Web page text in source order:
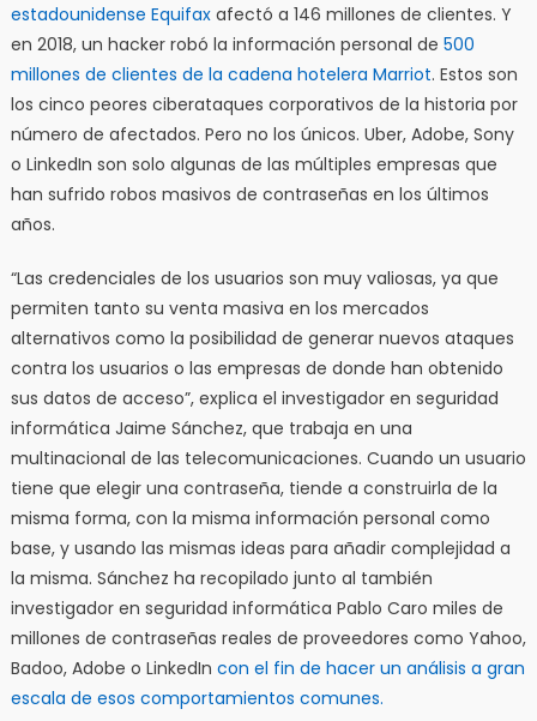
estadounidense Equifaxafectó a 146 millones de clientes. Y
en 2018, un hacker robó la información personal de 500
millones de clientes de la cadena hotelera Marriot. Estos son
los cinco peores ciberataques corporativos de la historia por
número de afectados. Pero no los únicos. Uber, Adobe, Sony
o LinkedIn son solo algunas de las múltiples empresas que
han sufrido robos masivos de contraseñas en los últimos
años.
“Las credenciales de los usuarios son muy valiosas, ya que
permiten tanto su venta masiva en los mercados
alternativos como la posibilidad de generar nuevos ataques
contra los usuarios o las empresas de donde han obtenido
sus datos de acceso”, explica el investigador en seguridad
informática Jaime Sánchez, que trabaja en una
multinacional de las telecomunicaciones. Cuando un usuario
tiene que elegir una contraseña, tiende a construirla de la
misma forma, con la misma información personal como
base, y usando las mismas ideas para añadir complejidad a
la misma. Sánchez ha recopilado junto al también
investigador en seguridad informática Pablo Caro miles de
millones de contraseñas reales de proveedores como Yahoo,
Badoo, Adobe o LinkedIn con el fin de hacer un análisis a gran
escala de esos comportamientos comunes.